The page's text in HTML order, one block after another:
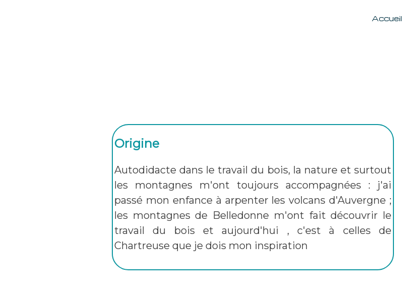
Accueil
Origine
Autodidacte dans le travail du bois, la nature et surtout
les montagnes m'ont toujours accompagnées : j'ai
passé mon enfance à arpenter les volcans d'Auvergne ;
les montagnes de Belledonne m'ont fait découvrir le
travail du bois et aujourd'hui , c'est à celles de
Chartreuse que je dois mon inspiration